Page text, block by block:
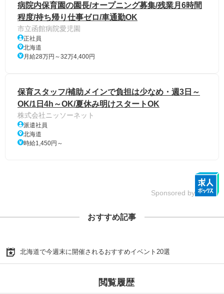
病院内保育園の園長/オープニング募集/残業月6時間
程度/持ち帰り仕事ゼロ/車通勤OK
市立函館病院愛児園
正社員
北海道
月給28万円～32万4,400円
保育スタッフ/補助メインで負担は少なめ・週3日～
OK/1日4h～OK/夏休み明けスタートOK
株式会社ニッソーネット
派遣社員
北海道
時給1,450円～
Sponsored by
おすすめ記事
北海道で今週末に開催されるおすすめイベント20選
閲覧履歴